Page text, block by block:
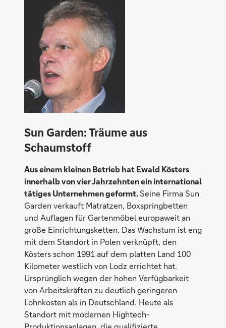
Sun Garden: Träume aus
Schaumstoff
Aus einem kleinen Betrieb hat Ewald Kösters
innerhalb von vier Jahrzehnten ein international
tätiges Unternehmen geformt.Seine Firma Sun
Garden verkauft Matratzen, Boxspringbetten
und Auflagen für Gartenmöbel europaweit an
große Einrichtungsketten. Das Wachstum ist eng
mit dem Standort in Polen verknüpft, den
Kösters schon 1991 auf dem platten Land 100
Kilometer westlich von Lodz errichtet hat.
Ursprünglich wegen der hohen Verfügbarkeit
von Arbeitskräften zu deutlich geringeren
Lohnkosten als in Deutschland. Heute als
Standort mit modernen Hightech-